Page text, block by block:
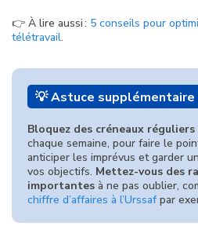
👉 À lire aussi : 5 conseils pour
télétravail.
💡 Astuce supplémentaire
Bloquez des créneaux
chaque semaine, pour faire le
anticiper les imprévus et garder
vos objectifs. Mettez-vous des
importantes à ne pas oublier,
chiffre d’affaires à l’Urssafpar